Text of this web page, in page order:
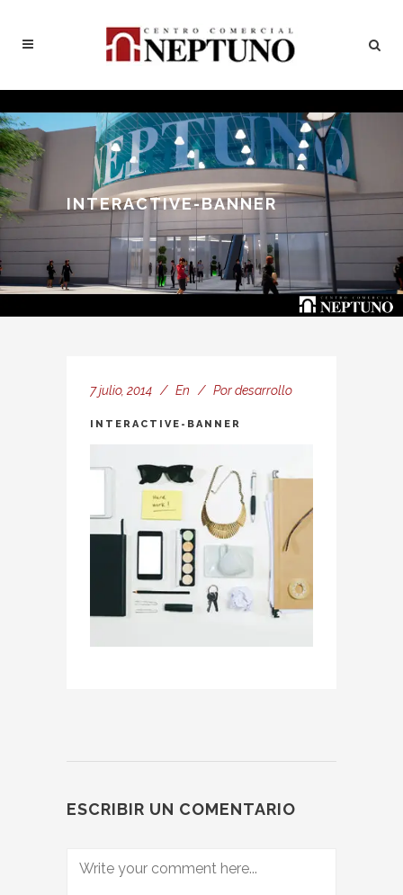
INTERACTIVE-BANNER
7 julio, 2014 En Pordesarrollo
INTERACTIVE-BANNER
ESCRIBIR UN COMENTARIO